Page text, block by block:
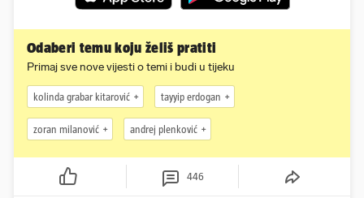
Odaberi temu koju želiš pratiti
Primaj sve nove vijesti o temi i budi u tijeku
kolinda grabar kitarović tayyip erdogan
zoran milanović andrej plenković
446